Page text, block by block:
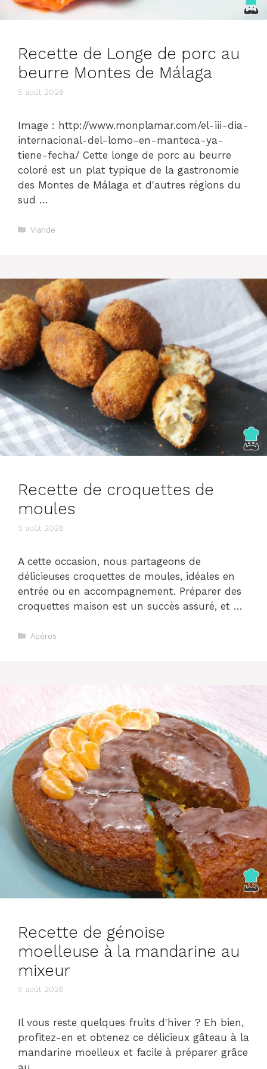
Recette de Longe de porc au
beurre Montes de Málaga
5 août 2026
Image : http://www.monplamar.com/el-iii-dia-
internacional-del-lomo-en-manteca-ya-
tiene-fecha/ Cette longe de porc au beurre
coloré est un plat typique de la gastronomie
des Montes de Málaga et d'autres régions du
sud …
Catégories
Viande
Recette de croquettes de
moules
5 août 2026
A cette occasion, nous partageons de
délicieuses croquettes de moules, idéales en
entrée ou en accompagnement. Préparer des
croquettes maison est un succès assuré, et …
Catégories
Apéros
Recette de génoise
moelleuse à la mandarine au
mixeur
5 août 2026
Il vous reste quelques fruits d'hiver ? Eh bien,
profitez-en et obtenez ce délicieux gâteau à la
mandarine moelleux et facile à préparer grâce